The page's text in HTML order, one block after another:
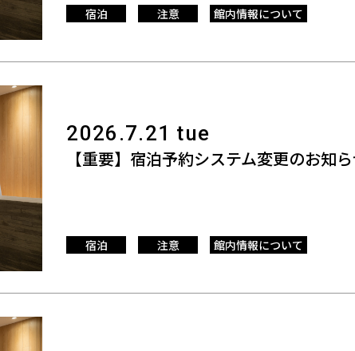
宿泊 注意 館内情報について
2026.7.21 tue
【重要】宿泊予約システム変更のお知
宿泊 注意 館内情報について